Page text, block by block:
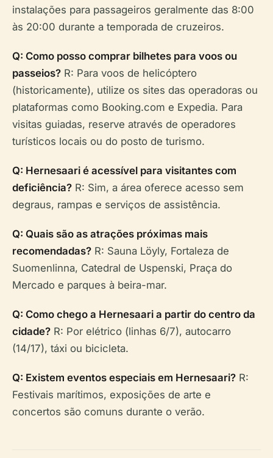
instalações para passageiros geralmente das 8:00
às 20:00 durante a temporada de cruzeiros.
Q: Como posso comprar bilhetes para voos ou
passeios? R: Para voos de helicóptero
(historicamente), utilize os sites das operadoras ou
plataformas como Booking.com e Expedia. Para
visitas guiadas, reserve através de operadores
turísticos locais ou do posto de turismo.
Q: Hernesaari é acessível para visitantes com
deficiência? R: Sim, a área oferece acesso sem
degraus, rampas e serviços de assistência.
Q: Quais são as atrações próximas mais
recomendadas? R: Sauna Löyly, Fortaleza de
Suomenlinna, Catedral de Uspenski, Praça do
Mercado e parques à beira-mar.
Q: Como chego a Hernesaari a partir do centro da
cidade? R: Por elétrico (linhas 6/7), autocarro
(14/17), táxi ou bicicleta.
Q: Existem eventos especiais em Hernesaari? R:
Festivais marítimos, exposições de arte e
concertos são comuns durante o verão.